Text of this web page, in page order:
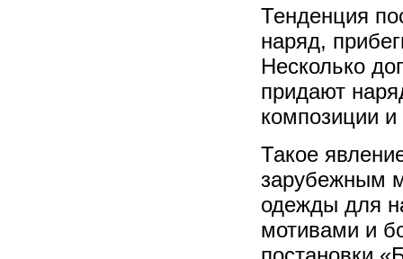
Тенденция
наряд,
Несколько
придают
композиции и
Такое
зарубежным
одежды для
мотивами и